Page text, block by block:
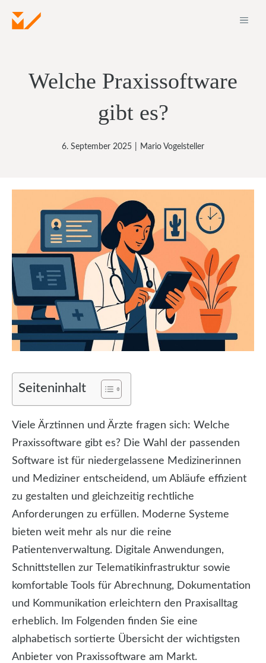
Inhalt
Welche Praxissoftware
gibt es?
6. September 2025 Mario Vogelsteller
Seiteninhalt
Viele Ärztinnen und Ärzte fragen sich: Welche
Praxissoftware gibt es? Die Wahl der passenden
Software ist für niedergelassene Medizinerinnen
und Mediziner entscheidend, um Abläufe effizient
zu gestalten und gleichzeitig rechtliche
Anforderungen zu erfüllen. Moderne Systeme
bieten weit mehr als nur die reine
Patientenverwaltung. Digitale Anwendungen,
Schnittstellen zur Telematikinfrastruktur sowie
komfortable Tools für Abrechnung, Dokumentation
und Kommunikation erleichtern den Praxisalltag
erheblich. Im Folgenden finden Sie eine
alphabetisch sortierte Übersicht der wichtigsten
Anbieter von Praxissoftware am Markt.